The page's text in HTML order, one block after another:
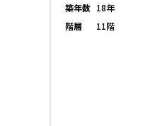
築年数 18年
階層
11階